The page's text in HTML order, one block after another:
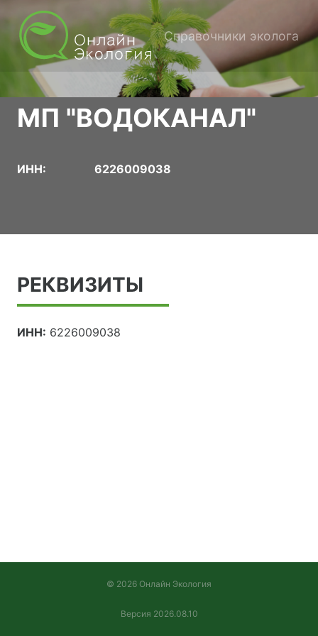
Справочники эколога
МП "ВОДОКАНАЛ"
ИНН: 6226009038
РЕКВИЗИТЫ
ИНН: 6226009038
© 2026 Онлайн Экология
Версия 2026.08.10